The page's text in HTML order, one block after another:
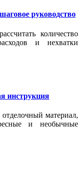
руководство
количество
и нехватки
инструкция
материал,
и необычные